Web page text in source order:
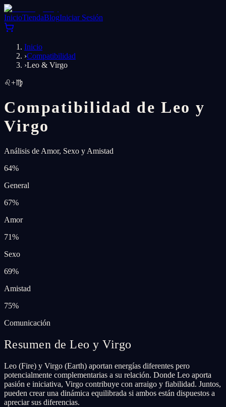
InicioTiendaBlogIniciar Sesión
Inicio
›Compatibilidad
›Leo & Virgo
♌+♍
Compatibilidad de Leo y
Virgo
Análisis de Amor, Sexo y Amistad
64%
General
67%
Amor
71%
Sexo
69%
Amistad
75%
Comunicación
Resumen de Leo y Virgo
Leo (Fire) y Virgo (Earth) aportan energías diferentes pero
potencialmente complementarias a su relación. Donde Leo aporta
pasión e iniciativa, Virgo contribuye con arraigo y fiabilidad. Juntos,
pueden crear una dinámica equilibrada si ambos están dispuestos a
apreciar sus diferencias.